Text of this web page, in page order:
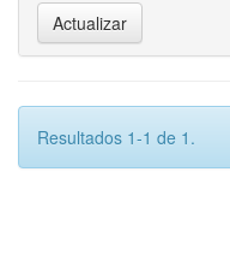
Resultados 1-1 de 1.